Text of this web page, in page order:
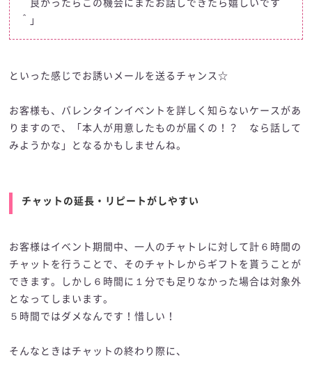
良かったらこの機会にまたお話しできたら嬉しいです＾
＾」
といった感じでお誘いメールを送るチャンス☆
お客様も、バレンタインイベントを詳しく知らないケースがあ
りますので、「本人が用意したものが届くの！？ なら話して
みようかな」となるかもしませんね。
チャットの延長・リピートがしやすい
お客様はイベント期間中、一人のチャトレに対して計６時間の
チャットを行うことで、そのチャトレからギフトを貰うことが
できます。しかし６時間に１分でも足りなかった場合は対象外
となってしまいます。
５時間ではダメなんです！惜しい！
そんなときはチャットの終わり際に、